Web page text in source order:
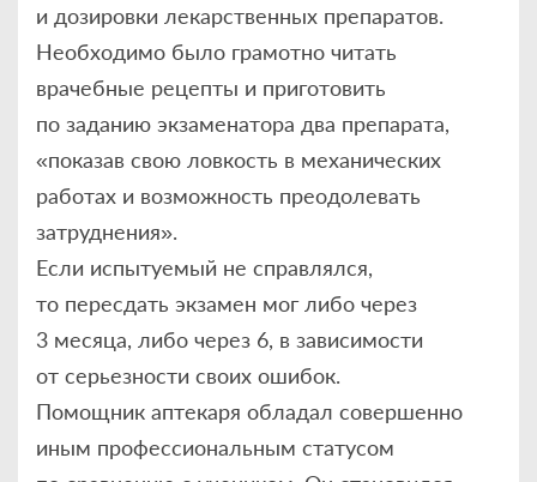
и дозировки лекарственных препаратов.
Необходимо было грамотно читать
врачебные рецепты и приготовить
по заданию экзаменатора два препарата,
«показав свою ловкость в механических
работах и возможность преодолевать
затруднения».
Если испытуемый не справлялся,
то пересдать экзамен мог либо через
3 месяца, либо через 6, в зависимости
от серьезности своих ошибок.
Помощник аптекаря обладал совершенно
иным профессиональным статусом